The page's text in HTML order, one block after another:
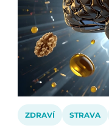
ZDRAVÍ STRAVA